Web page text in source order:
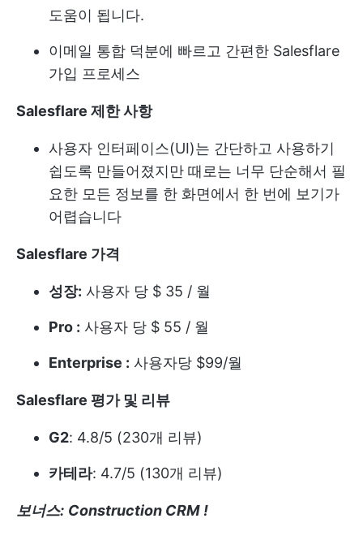
도움이 됩니다.
이메일 통합 덕분에 빠르고 간편한 Salesflare
가입 프로세스
Salesflare 제한 사항
사용자 인터페이스(UI)는 간단하고 사용하기
쉽도록 만들어졌지만 때로는 너무 단순해서 필
요한 모든 정보를 한 화면에서 한 번에 보기가
어렵습니다
Salesflare 가격
성장: 사용자 당 $ 35 / 월
Pro : 사용자 당 $ 55 / 월
Enterprise : 사용자당 $99/월
Salesflare 평가 및 리뷰
G2: 4.8/5 (230개 리뷰)
카테라: 4.7/5 (130개 리뷰)
보너스: Construction CRM !